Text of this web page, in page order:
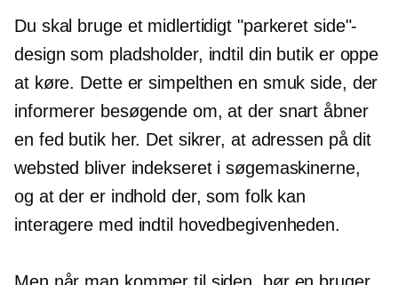
Du skal bruge et midlertidigt "parkeret side"-
design som pladsholder, indtil din butik er oppe
at køre. Dette er simpelthen en smuk side, der
informerer besøgende om, at der snart åbner
en fed butik her. Det sikrer, at adressen på dit
websted bliver indekseret i søgemaskinerne,
og at der er indhold der, som folk kan
interagere med indtil hovedbegivenheden.